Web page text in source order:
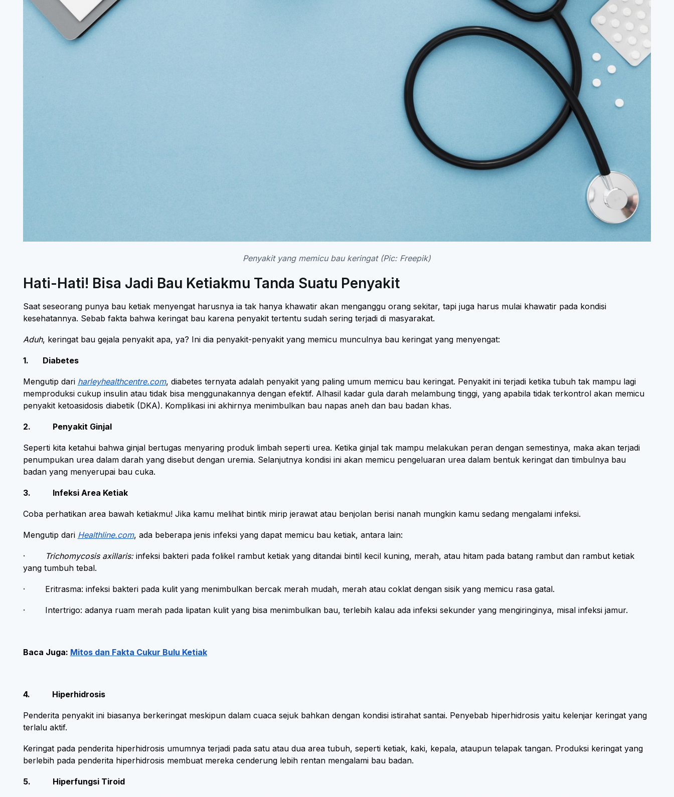
Penyakit yang memicu bau keringat (Pic: Freepik)
Hati-Hati! Bisa Jadi Bau Ketiakmu Tanda Suatu Penyakit
Saat seseorang punya bau ketiak menyengat harusnya ia tak hanya khawatir akan menganggu orang sekitar, tapi juga harus mulai khawatir pada kondisi
kesehatannya. Sebab fakta bahwa keringat bau karena penyakit tertentu sudah sering terjadi di masyarakat.
Aduh, keringat bau gejala penyakit apa, ya? Ini dia penyakit-penyakit yang memicu munculnya bau keringat yang menyengat:
1. Diabetes
Mengutip dari harleyhealthcentre.com, diabetes ternyata adalah penyakit yang paling umum memicu bau keringat. Penyakit ini terjadi ketika tubuh tak mampu lagi
memproduksi cukup insulin atau tidak bisa menggunakannya dengan efektif. Alhasil kadar gula darah melambung tinggi, yang apabila tidak terkontrol akan memicu
penyakit ketoasidosis diabetik (DKA). Komplikasi ini akhirnya menimbulkan bau napas aneh dan bau badan khas.
2. Penyakit Ginjal
Seperti kita ketahui bahwa ginjal bertugas menyaring produk limbah seperti urea. Ketika ginjal tak mampu melakukan peran dengan semestinya, maka akan terjadi
penumpukan urea dalam darah yang disebut dengan uremia. Selanjutnya kondisi ini akan memicu pengeluaran urea dalam bentuk keringat dan timbulnya bau
badan yang menyerupai bau cuka.
3. Infeksi Area Ketiak
Coba perhatikan area bawah ketiakmu! Jika kamu melihat bintik mirip jerawat atau benjolan berisi nanah mungkin kamu sedang mengalami infeksi.
Mengutip dari Healthline.com, ada beberapa jenis infeksi yang dapat memicu bau ketiak, antara lain:
· Trichomycosis axillaris: infeksi bakteri pada folikel rambut ketiak yang ditandai bintil kecil kuning, merah, atau hitam pada batang rambut dan rambut ketiak
yang tumbuh tebal.
· Eritrasma: infeksi bakteri pada kulit yang menimbulkan bercak merah mudah, merah atau coklat dengan sisik yang memicu rasa gatal.
· Intertrigo: adanya ruam merah pada lipatan kulit yang bisa menimbulkan bau, terlebih kalau ada infeksi sekunder yang mengiringinya, misal infeksi jamur.
Baca Juga: Mitos dan Fakta Cukur Bulu Ketiak
4. Hiperhidrosis
Penderita penyakit ini biasanya berkeringat meskipun dalam cuaca sejuk bahkan dengan kondisi istirahat santai. Penyebab hiperhidrosis yaitu kelenjar keringat yang
terlalu aktif.
Keringat pada penderita hiperhidrosis umumnya terjadi pada satu atau dua area tubuh, seperti ketiak, kaki, kepala, ataupun telapak tangan. Produksi keringat yang
berlebih pada penderita hiperhidrosis membuat mereka cenderung lebih rentan mengalami bau badan.
5. Hiperfungsi Tiroid